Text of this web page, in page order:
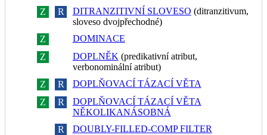
Z
R DITRANZITIVNÍ SLOVESO (ditranzitivum,
sloveso dvojpřechodné)
Z
DOMINACE
Z
DOPLNĚK (predikativní atribut,
verbonominální atribut)
Z
R
DOPLŇOVACÍ TÁZACÍ VĚTA
Z
R
DOPLŇOVACÍ TÁZACÍ VĚTA
NĚKOLIKANÁSOBNÁ
R
DOUBLY-FILLED-COMP FILTER